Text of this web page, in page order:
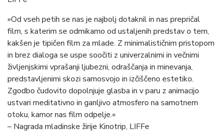
»Od vseh petih se nas je najbolj dotaknil in nas prepričal
film, s katerim se odmikamo od ustaljenih predstav o tem,
kakšen je tipičen film za mlade. Z minimalističnim pristopom
in brez dialoga se uspe soočiti z univerzalnimi in večnimi
življenjskimi vprašanji ljubezni, odraščanja in minevanja,
predstavljenimi skozi samosvojo in izčiščeno estetiko.
Zgodbo čudovito dopolnjuje glasba in v paru z animacijo
ustvari meditativno in ganljivo atmosfero na samotnem
otoku, kamor nas film odpelje.«
– Nagrada mladinske žirije Kinotrip, LIFFe